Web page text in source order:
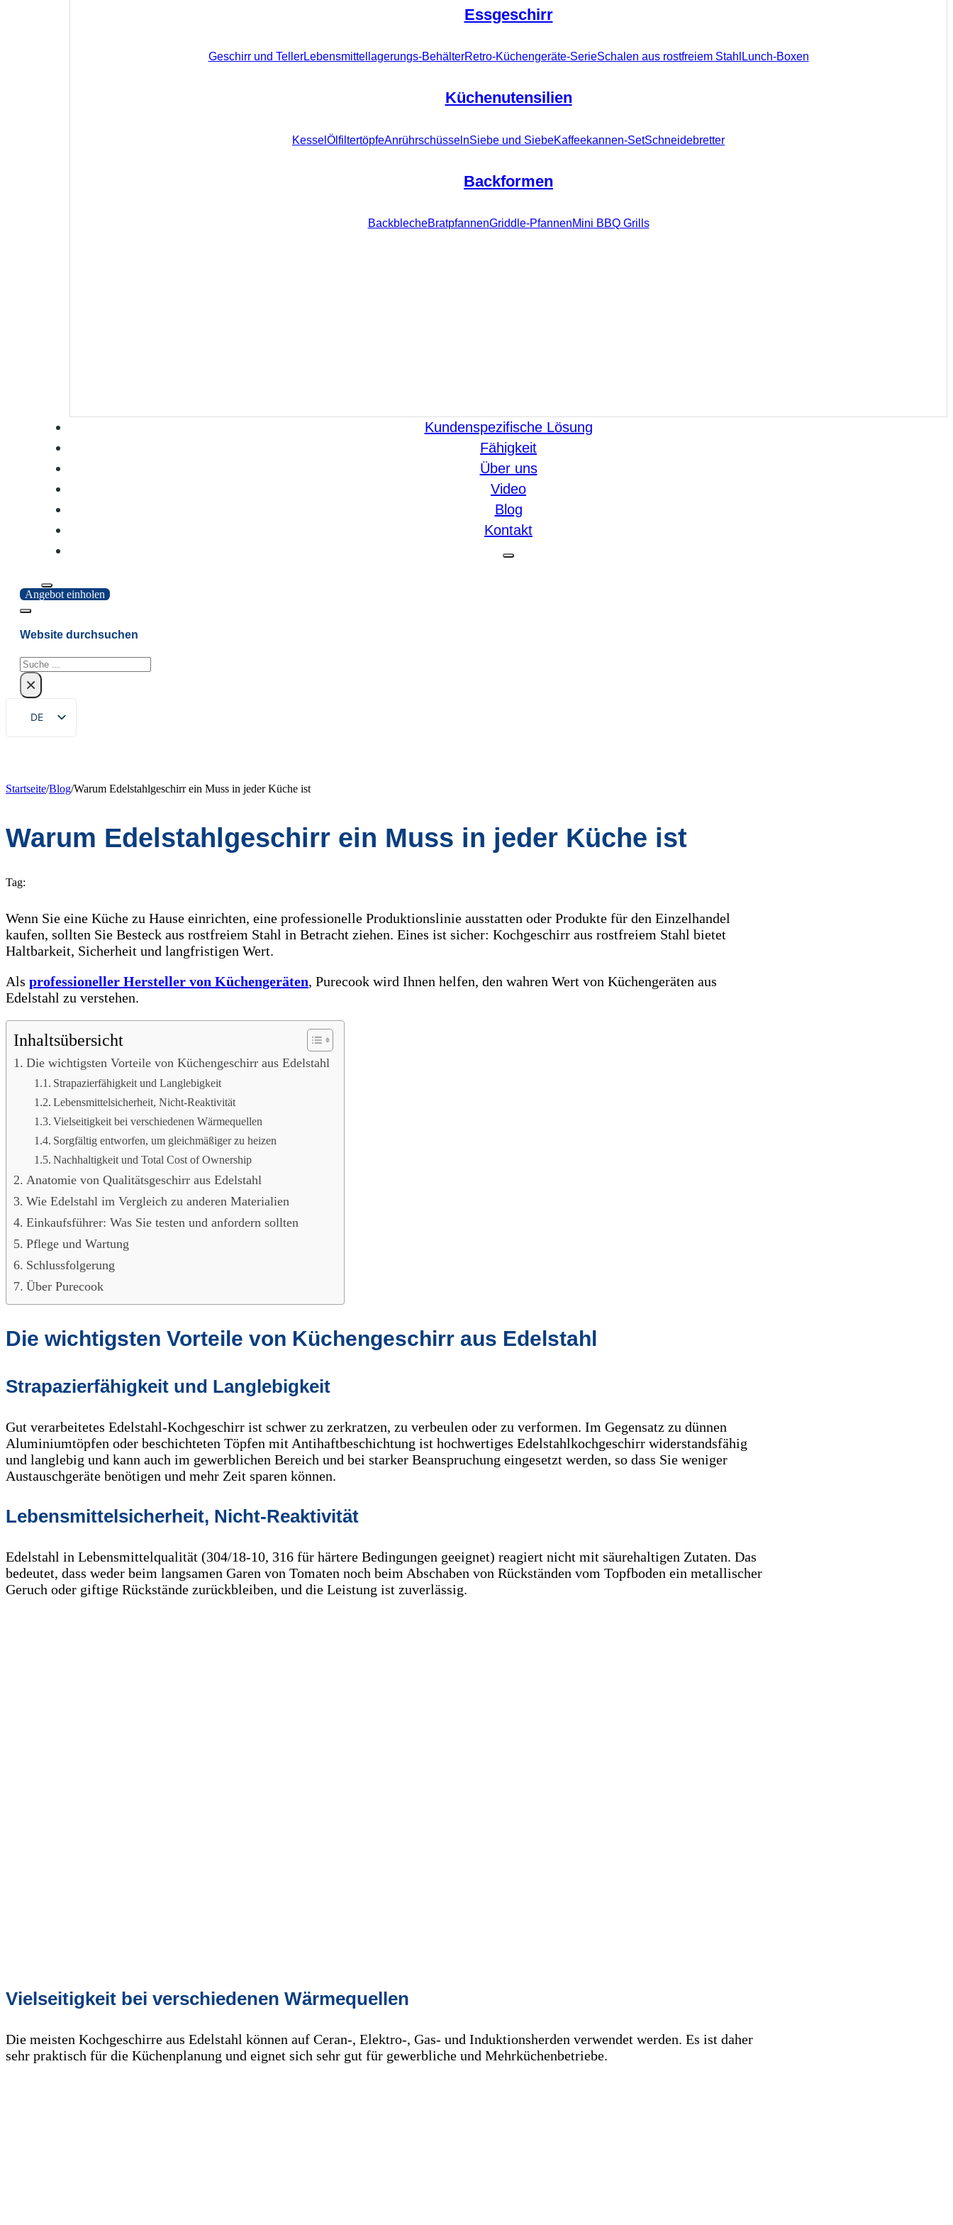
Essgeschirr
Geschirr und TellerLebensmittellagerungs-BehälterRetro-Küchengeräte-SerieSchalen aus rostfreiem Stahl Lunch-Boxen
Küchenutensilien
Kessel ÖlfiltertöpfeAnrührschüsselnSiebe und SiebeKaffeekannen-SetSchneidebretter
Backformen
BackblecheBratpfannenGriddle-PfannenMini BBQ Grills
Kundenspezifische Lösung
Fähigkeit
Über uns
Video
Blog
Kontakt
Angebot einholen
Website durchsuchen
Suchen
×
DE
EN
FR
ES
KO
Startseite/Blog/Warum Edelstahlgeschirr ein Muss in jeder Küche ist
Warum Edelstahlgeschirr ein Muss in jeder Küche ist
Tag:
Wenn Sie eine Küche zu Hause einrichten, eine professionelle Produktionslinie ausstatten oder Produkte für den Einzelhandel
kaufen, sollten Sie Besteck aus rostfreiem Stahl in Betracht ziehen. Eines ist sicher: Kochgeschirr aus rostfreiem Stahl bietet
Haltbarkeit, Sicherheit und langfristigen Wert.
Als professioneller Hersteller von Küchengeräten, Purecook wird Ihnen helfen, den wahren Wert von Küchengeräten aus
Edelstahl zu verstehen.
Inhaltsübersicht
Die wichtigsten Vorteile von Küchengeschirr aus Edelstahl
Strapazierfähigkeit und Langlebigkeit
Lebensmittelsicherheit, Nicht-Reaktivität
Vielseitigkeit bei verschiedenen Wärmequellen
Sorgfältig entworfen, um gleichmäßiger zu heizen
Nachhaltigkeit und Total Cost of Ownership
Anatomie von Qualitätsgeschirr aus Edelstahl
Wie Edelstahl im Vergleich zu anderen Materialien
Einkaufsführer: Was Sie testen und anfordern sollten
Pflege und Wartung
Schlussfolgerung
Über Purecook
Die wichtigsten Vorteile von Küchengeschirr aus Edelstahl
Strapazierfähigkeit und Langlebigkeit
Gut verarbeitetes Edelstahl-Kochgeschirr ist schwer zu zerkratzen, zu verbeulen oder zu verformen. Im Gegensatz zu dünnen
Aluminiumtöpfen oder beschichteten Töpfen mit Antihaftbeschichtung ist hochwertiges Edelstahlkochgeschirr widerstandsfähig
und langlebig und kann auch im gewerblichen Bereich und bei starker Beanspruchung eingesetzt werden, so dass Sie weniger
Austauschgeräte benötigen und mehr Zeit sparen können.
Lebensmittelsicherheit, Nicht-Reaktivität
Edelstahl in Lebensmittelqualität (304/18-10, 316 für härtere Bedingungen geeignet) reagiert nicht mit säurehaltigen Zutaten. Das
bedeutet, dass weder beim langsamen Garen von Tomaten noch beim Abschaben von Rückständen vom Topfboden ein metallischer
Geruch oder giftige Rückstände zurückbleiben, und die Leistung ist zuverlässig.
Vielseitigkeit bei verschiedenen Wärmequellen
Die meisten Kochgeschirre aus Edelstahl können auf Ceran-, Elektro-, Gas- und Induktionsherden verwendet werden. Es ist daher
sehr praktisch für die Küchenplanung und eignet sich sehr gut für gewerbliche und Mehrküchenbetriebe.